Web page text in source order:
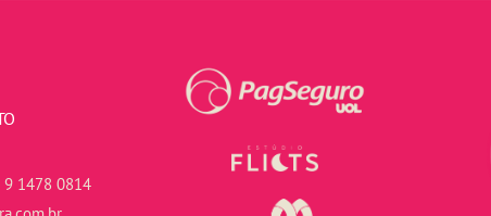
9 1478 0814